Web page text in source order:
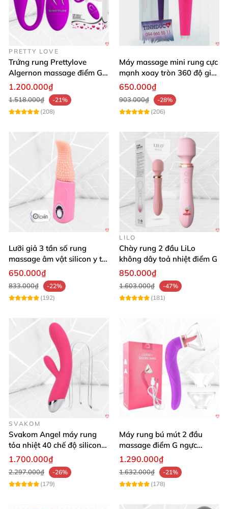
PRETTY LOVE
Trứng rung Prettylove
Algernon massage điểm G
12 chế độ
1.200.000₫
1.518.000₫
-21%
(208)
Máy massage mini rung cực
mạnh xoay tròn 360 độ giá
rẻ chất lượng
650.000₫
903.000₫
-28%
(206)
Lưỡi giả 3 tần số rung
massage âm vật silicon y tế
an toàn
650.000₫
833.000₫
-22%
(192)
LILO
Chày rung 2 đầu LiLo
không dây toả nhiệt điểm G
850.000₫
1.603.000₫
-47%
(181)
SVAKOM
Svakom Angel máy rung
tỏa nhiệt 40 chế độ silicon
mềm mịn
1.700.000₫
2.297.000₫
-26%
(179)
Máy rung bú mút 2 đầu
massage điểm G ngực
silicon y tế mềm mại
1.290.000₫
1.632.000₫
-21%
(178)